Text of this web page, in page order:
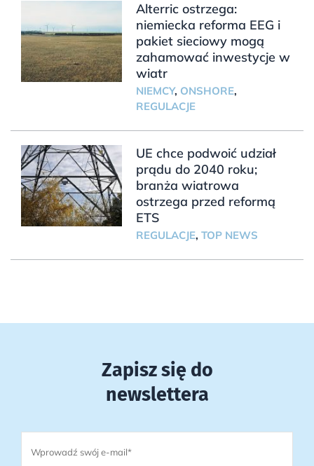
Alterric ostrzega:
niemiecka reforma EEG i
pakiet sieciowy mogą
zahamować inwestycje w
wiatr
NIEMCY, ONSHORE,
REGULACJE
UE chce podwoić udział
prądu do 2040 roku;
branża wiatrowa
ostrzega przed reformą
ETS
REGULACJE, TOP NEWS
Zapisz się do
newslettera